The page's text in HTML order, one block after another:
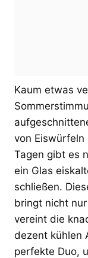
Kaum etwas
von Eiswürfeln
Tagen gibt es
ein Glas
schließen.
bringt nicht
vereint die
dezent kühlen
perfekte Duo,